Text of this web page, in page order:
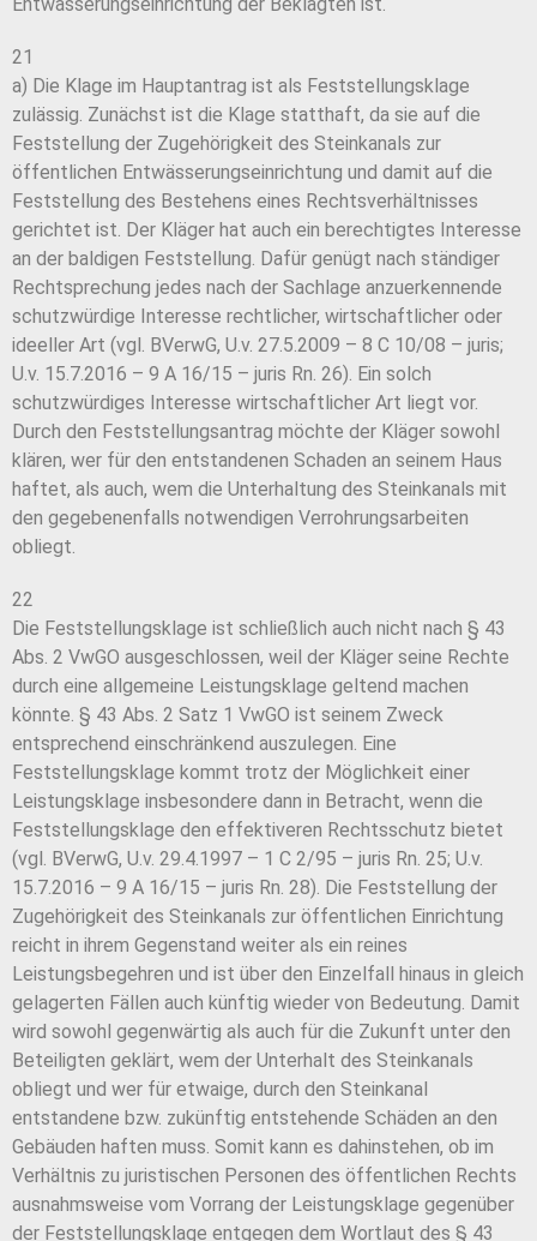
Entwässerungseinrichtung der Beklagten ist.
21
a) Die Klage im Hauptantrag ist als Feststellungsklage
zulässig. Zunächst ist die Klage statthaft, da sie auf die
Feststellung der Zugehörigkeit des Steinkanals zur
öffentlichen Entwässerungseinrichtung und damit auf die
Feststellung des Bestehens eines Rechtsverhältnisses
gerichtet ist. Der Kläger hat auch ein berechtigtes Interesse
an der baldigen Feststellung. Dafür genügt nach ständiger
Rechtsprechung jedes nach der Sachlage anzuerkennende
schutzwürdige Interesse rechtlicher, wirtschaftlicher oder
ideeller Art (vgl. BVerwG, U.v. 27.5.2009 – 8 C 10/08 – juris;
U.v. 15.7.2016 – 9 A 16/15 – juris Rn. 26). Ein solch
schutzwürdiges Interesse wirtschaftlicher Art liegt vor.
Durch den Feststellungsantrag möchte der Kläger sowohl
klären, wer für den entstandenen Schaden an seinem Haus
haftet, als auch, wem die Unterhaltung des Steinkanals mit
den gegebenenfalls notwendigen Verrohrungsarbeiten
obliegt.
22
Die Feststellungsklage ist schließlich auch nicht nach § 43
Abs. 2 VwGO ausgeschlossen, weil der Kläger seine Rechte
durch eine allgemeine Leistungsklage geltend machen
könnte. § 43 Abs. 2 Satz 1 VwGO ist seinem Zweck
entsprechend einschränkend auszulegen. Eine
Feststellungsklage kommt trotz der Möglichkeit einer
Leistungsklage insbesondere dann in Betracht, wenn die
Feststellungsklage den effektiveren Rechtsschutz bietet
(vgl. BVerwG, U.v. 29.4.1997 – 1 C 2/95 – juris Rn. 25; U.v.
15.7.2016 – 9 A 16/15 – juris Rn. 28). Die Feststellung der
Zugehörigkeit des Steinkanals zur öffentlichen Einrichtung
reicht in ihrem Gegenstand weiter als ein reines
Leistungsbegehren und ist über den Einzelfall hinaus in gleich
gelagerten Fällen auch künftig wieder von Bedeutung. Damit
wird sowohl gegenwärtig als auch für die Zukunft unter den
Beteiligten geklärt, wem der Unterhalt des Steinkanals
obliegt und wer für etwaige, durch den Steinkanal
entstandene bzw. zukünftig entstehende Schäden an den
Gebäuden haften muss. Somit kann es dahinstehen, ob im
Verhältnis zu juristischen Personen des öffentlichen Rechts
ausnahmsweise vom Vorrang der Leistungsklage gegenüber
der Feststellungsklage entgegen dem Wortlaut des § 43